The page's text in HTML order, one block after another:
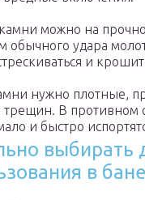
можно на
обычного удара
и
нужно плотные,
трещин. В противном
и быстро
выбирать
в